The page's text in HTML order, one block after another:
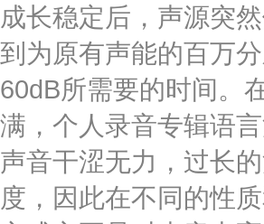
成长稳定后，声源突
到为原有声能的百万
60dB所需要的时间。
满，个人录音专辑语
声音干涩无力，过长
度，因此在不同的性